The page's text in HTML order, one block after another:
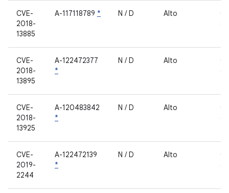
CVE-
2018-
13885
A-117118789 * N / D Alto
CVE-
2018-
13895
A-122472377
*
N / D Alto
CVE-
2018-
13925
A-120483842
*
N / D Alto
CVE-
2019-
2244
A-122472139
*
N / D Alto